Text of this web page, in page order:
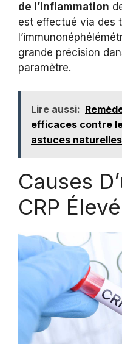
de l’inflammation
est effectué via des
grande précision
paramètre.
Lire aussi:
efficaces contre
astuces
Causes
CRP Élevé